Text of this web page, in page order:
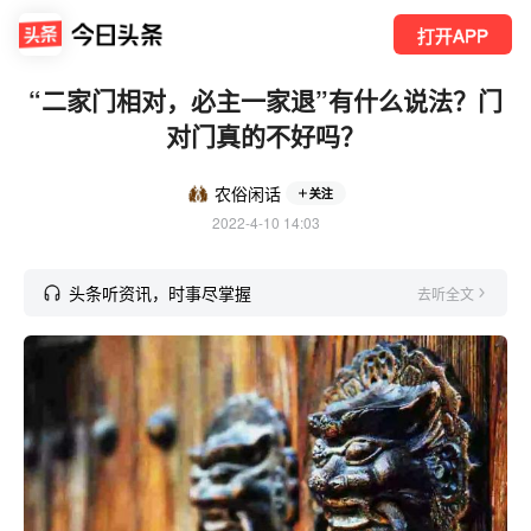
打开APP
“二家门相对，必主一家退”有什么说法？门
对门真的不好吗？
农俗闲话 关注
2022-4-10 14:03
头条听资讯，时事尽掌握 去听全文